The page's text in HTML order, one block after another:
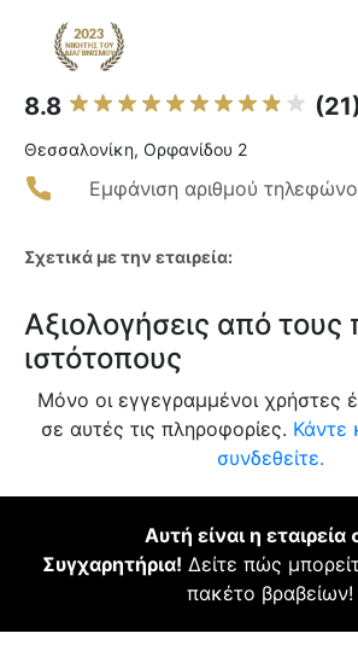
8.8
Θεσσαλονίκη, Ορφανίδου 2
Εμφάνιση αριθμού
Σχετικά με την εταιρεία:
Αξιολογήσεις από
ιστότοπους
Μόνο οι εγγεγραμμένοι χρήστες
σε αυτές τις πληροφορίες. Κάντε
συνδεθείτε.
Αυτή είναι η εταιρεία
Συγχαρητήρια! Δείτε πώς
πακέτο βραβείων!